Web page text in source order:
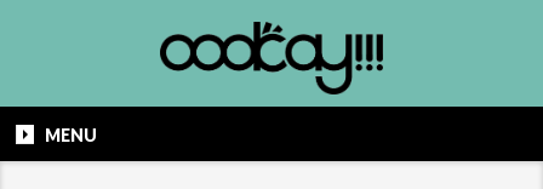
MENU